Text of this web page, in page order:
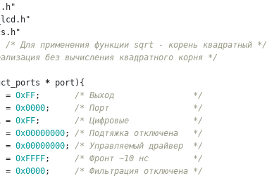
/* Для применения функции sqrt - корень квадратный */
без вычисления квадратного корня */
* port ){
= 0xFF;
/* Выход                */
= 0x0000;
/* Порт                 */
= 0xFF;
/* Цифровые             */
= 0x00000000;
/* Подтяжка отключена   */
= 0x00000000;
/* Управляемый драйвер  */
= 0xFFFF;
/* Фронт ~10 нс         */
= 0x0000;
/* Фильтрация отключена */